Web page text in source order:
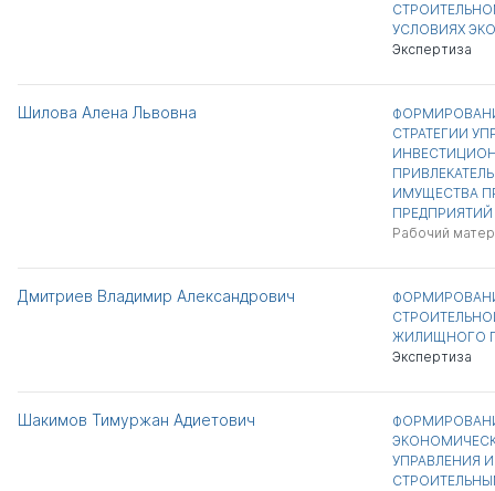
УСЛОВИЯХ
Экспертиза
Шилова Алена Львовна
СТРАТЕГИИ
ИМУЩЕСТВА
ПРЕДПРИЯТИЙ
Рабочий
Дмитриев Владимир Александрович
ЖИЛИЩНОГО
Экспертиза
Шакимов Тимуржан Адиетович
УПРАВЛЕНИЯ